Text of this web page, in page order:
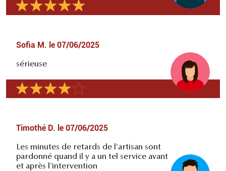
Sofia M. le 07/06/2025
sérieuse
Timothé D. le 07/06/2025
Les minutes de retards de l'artisan sont
pardonné quand il y a un tel service avant
et après l'intervention